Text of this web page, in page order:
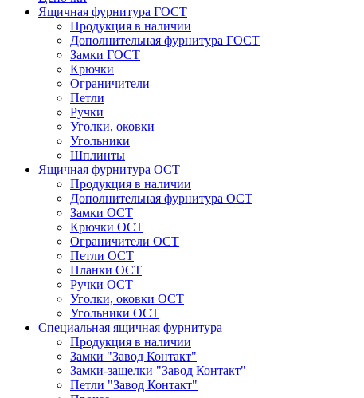
Ящичная фурнитура ГОСТ
Продукция в наличии
Дополнительная фурнитура ГОСТ
Замки ГОСТ
Крючки
Ограничители
Петли
Ручки
Уголки, оковки
Угольники
Шплинты
Ящичная фурнитура ОСТ
Продукция в наличии
Дополнительная фурнитура ОСТ
Замки ОСТ
Крючки ОСТ
Ограничители ОСТ
Петли ОСТ
Планки ОСТ
Ручки ОСТ
Уголки, оковки ОСТ
Угольники ОСТ
Специальная ящичная фурнитура
Продукция в наличии
Замки "Завод Контакт"
Замки-защелки "Завод Контакт"
Петли "Завод Контакт"